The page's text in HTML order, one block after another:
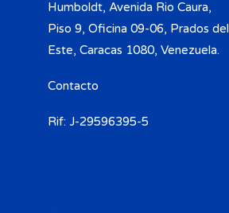
Humboldt, Avenida Rio Caura,
Piso 9, Oficina 09-06, Prados del
Este, Caracas 1080, Venezuela.
Contacto
Rif: J-29596395-5